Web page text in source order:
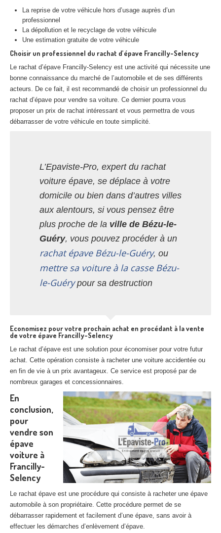
La reprise de votre véhicule hors d’usage auprès d’un
professionnel
La dépollution et le recyclage de votre véhicule
Une estimation gratuite de votre véhicule
Choisir un professionnel du rachat d’épave Francilly-Selency
Le rachat d’épave Francilly-Selency est une activité qui nécessite une
bonne connaissance du marché de l’automobile et de ses différents
acteurs. De ce fait, il est recommandé de choisir un professionnel du
rachat d’épave pour vendre sa voiture. Ce dernier pourra vous
proposer un prix de rachat intéressant et vous permettra de vous
débarrasser de votre véhicule en toute simplicité.
L’Epaviste-Pro, expert du rachat
voiture épave, se déplace à votre
domicile ou bien dans d’autres villes
aux alentours, si vous pensez être
plus proche de la ville de Bézu-le-
Guéry, vous pouvez procéder à un
rachat épave Bézu-le-Guéry, ou
mettre sa voiture à la casse Bézu-
le-Guérypour sa destruction
Economisez pour votre prochain achat en procédant à la vente
de votre épave Francilly-Selency
Le rachat d’épave est une solution pour économiser pour votre futur
achat. Cette opération consiste à racheter une voiture accidentée ou
en fin de vie à un prix avantageux. Ce service est proposé par de
nombreux garages et concessionnaires.
En
conclusion,
pour
vendre son
épave
voiture à
Francilly-
Selency
Le rachat épave est une procédure qui consiste à racheter une épave
automobile à son propriétaire. Cette procédure permet de se
débarrasser rapidement et facilement d’une épave, sans avoir à
effectuer les démarches d’enlèvement d’épave.